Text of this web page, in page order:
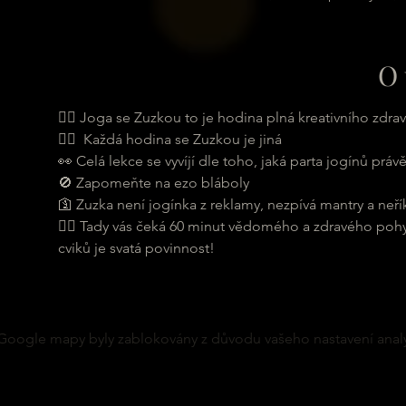
🧘‍♀ Joga se Zuzkou to je hodina plná kreativního
🧘‍♀  Každá hodina se Zuzkou je jiná
👀 Celá lekce se vyvíjí dle toho, jaká parta jogínů
🚫 Zapomeňte na ezo bláboly
🛐 Zuzka není jogínka z reklamy, nezpívá mantry a
🤸‍♂ Tady vás čeká 60 minut vědomého a zdravého
cviků je svatá povinnost!
mapy byly zablokovány z důvodu vašeho nastavení